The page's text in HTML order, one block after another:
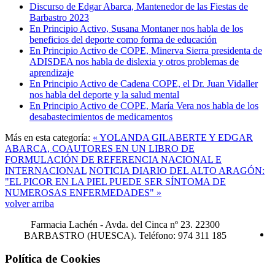
Discurso de Edgar Abarca, Mantenedor de las Fiestas de
Barbastro 2023
En Principio Activo, Susana Montaner nos habla de los
beneficios del deporte como forma de educación
En Principio Activo de COPE, Minerva Sierra presidenta de
ADISDEA nos habla de dislexia y otros problemas de
aprendizaje
En Principio Activo de Cadena COPE, el Dr. Juan Vidaller
nos habla del deporte y la salud mental
En Principio Activo de COPE, María Vera nos habla de los
desabastecimientos de medicamentos
Más en esta categoría: « YOLANDA GILABERTE Y EDGAR
ABARCA, COAUTORES EN UN LIBRO DE
FORMULACIÓN DE REFERENCIA NACIONAL E
INTERNACIONAL NOTICIA DIARIO DEL ALTO ARAGÓN:
"EL PICOR EN LA PIEL PUEDE SER SÍNTOMA DE
NUMEROSAS ENFERMEDADES" »
volver arriba
Farmacia Lachén - Avda. del Cinca nº 23. 22300
BARBASTRO (HUESCA). Teléfono: 974 311 185
Política de Cookies